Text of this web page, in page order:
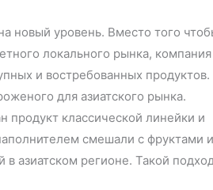
новый уровень. Вместо того
локального рынка, компания
и востребованных продуктов.
для азиатского рынка.
классической линейки и
смешали с фруктами и
азиатском регионе. Такой